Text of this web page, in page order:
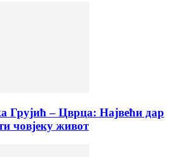
Грујић – Цврца: Највећи дар
човјеку живот